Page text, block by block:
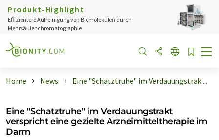
Produkt-Highlight
Effizientere Aufreinigung von Biomolekülen durch
Mehrsäulenchromatographie
Home News Eine "Schatztruhe" im Verdauungstrak ...
Eine "Schatztruhe" im Verdauungstrakt
verspricht eine gezielte Arzneimitteltherapie im
Darm